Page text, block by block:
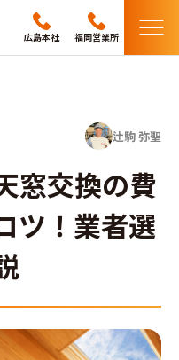
広島本社 福岡営業所
メ
ニ
辻駒 弥聖
窓交換の費
ツ！業者選